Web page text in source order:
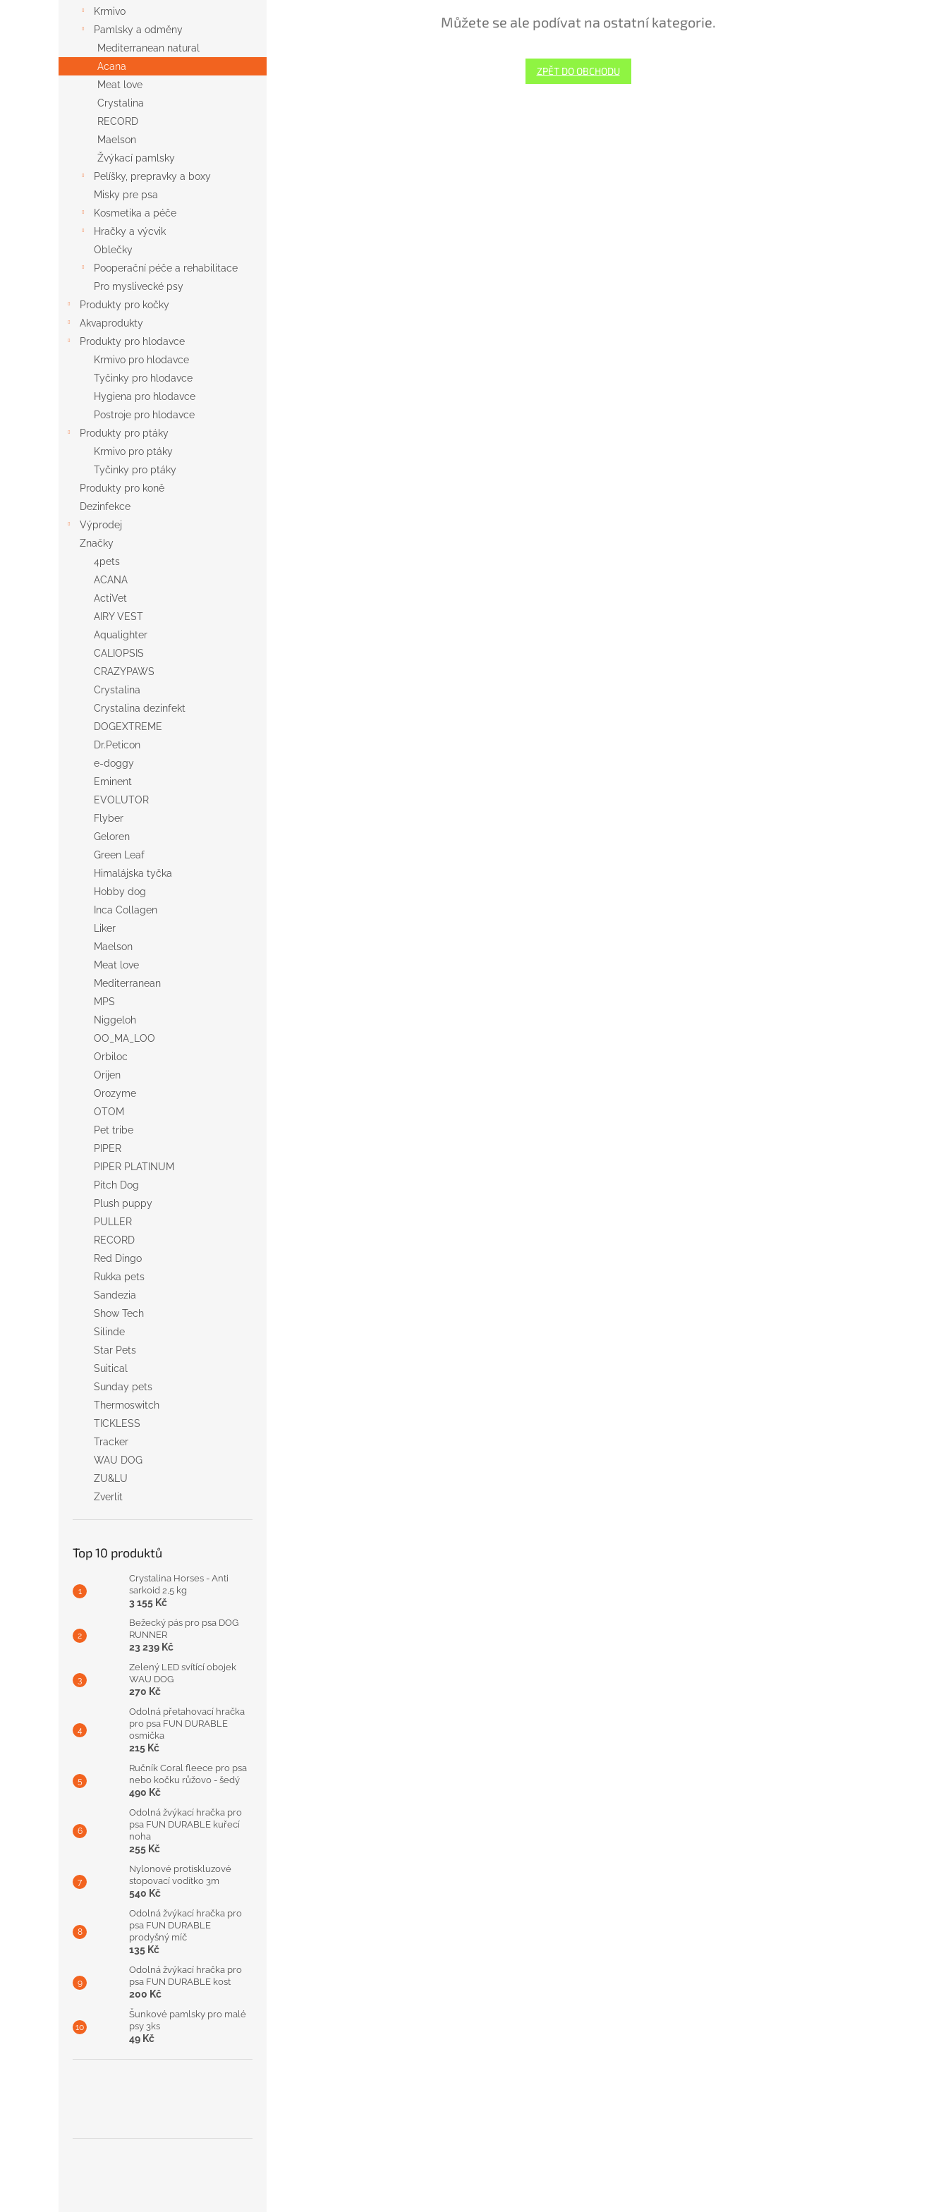
Krmivo
Pamlsky a odměny
Mediterranean natural
Acana
Meat love
Crystalina
RECORD
Maelson
Žvýkací pamlsky
Pelíšky, prepravky a boxy
Misky pre psa
Kosmetika a péče
Hračky a výcvik
Oblečky
Pooperační péče a rehabilitace
Pro myslivecké psy
Produkty pro kočky
Akvaprodukty
Produkty pro hlodavce
Krmivo pro hlodavce
Tyčinky pro hlodavce
Hygiena pro hlodavce
Postroje pro hlodavce
Produkty pro ptáky
Krmivo pro ptáky
Tyčinky pro ptáky
Produkty pro koně
Dezinfekce
Výprodej
Značky
4pets
ACANA
ActiVet
AIRY VEST
Aqualighter
CALIOPSIS
CRAZYPAWS
Crystalina
Crystalina dezinfekt
DOGEXTREME
Dr.Peticon
e-doggy
Eminent
EVOLUTOR
Flyber
Geloren
Green Leaf
Himalájska tyčka
Hobby dog
Inca Collagen
Liker
Maelson
Meat love
Mediterranean
MPS
Niggeloh
OO_MA_LOO
Orbiloc
Orijen
Orozyme
OTOM
Pet tribe
PIPER
PIPER PLATINUM
Pitch Dog
Plush puppy
PULLER
RECORD
Red Dingo
Rukka pets
Sandezia
Show Tech
Silinde
Star Pets
Suitical
Sunday pets
Thermoswitch
TICKLESS
Tracker
WAU DOG
ZU&LU
Zverlit
Top 10 produktů
Crystalina Horses - Anti
sarkoid 2,5 kg
3 155 Kč
Bežecký pás pro psa DOG
RUNNER
23 239 Kč
Zelený LED svítící obojek
WAU DOG
270 Kč
Odolná přetahovací hračka
pro psa FUN DURABLE
osmička
215 Kč
Ručník Coral fleece pro psa
nebo kočku růžovo - šedý
490 Kč
Odolná žvýkací hračka pro
psa FUN DURABLE kuřecí
noha
255 Kč
Nylonové protiskluzové
stopovací vodítko 3m
540 Kč
Odolná žvýkací hračka pro
psa FUN DURABLE
prodyšný míč
135 Kč
Odolná žvýkací hračka pro
psa FUN DURABLE kost
200 Kč
Šunkové pamlsky pro malé
psy 3ks
49 Kč
Můžete se ale podívat na ostatní kategorie.
ZPĚT DO OBCHODU